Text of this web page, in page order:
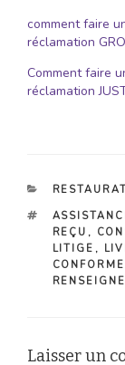
comment faire
réclamation
Comment faire
réclamation
REÇU ,
LITIGE ,
CONFORME
Laisser un